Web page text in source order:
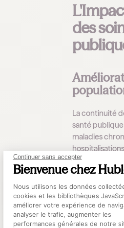
Continuer sans accepter
Bienvenue chez
Plateforme de
Nous utilisons les données
cookies et les bibliothèques
améliorer votre expérience de
analyser le trafic, augmenter les
performances générales de notre
des
La continuité
santé
maladies
bénéficient
charge
complications
santé à long